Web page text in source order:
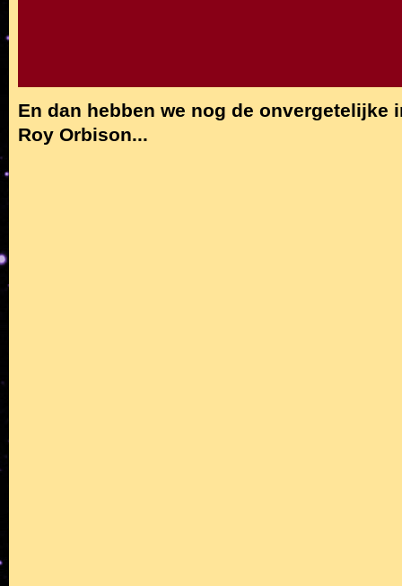
En dan hebben we nog de onvergetelijke
Roy Orbison...